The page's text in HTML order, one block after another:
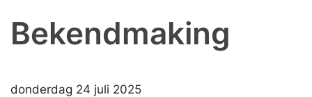
Bekendmaking
donderdag 24 juli 2025